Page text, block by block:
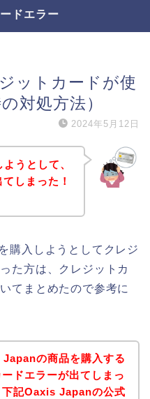
ドエラー
ットカードが使
対処方法）
2024年5月12日
うとして、
しまった！
購入しようとしてクレジ
た方は、クレジットカ
てまとめたので参考に
の商品を購入する
ドエラーが出てしまっ
下記Oaxis Japanの公式